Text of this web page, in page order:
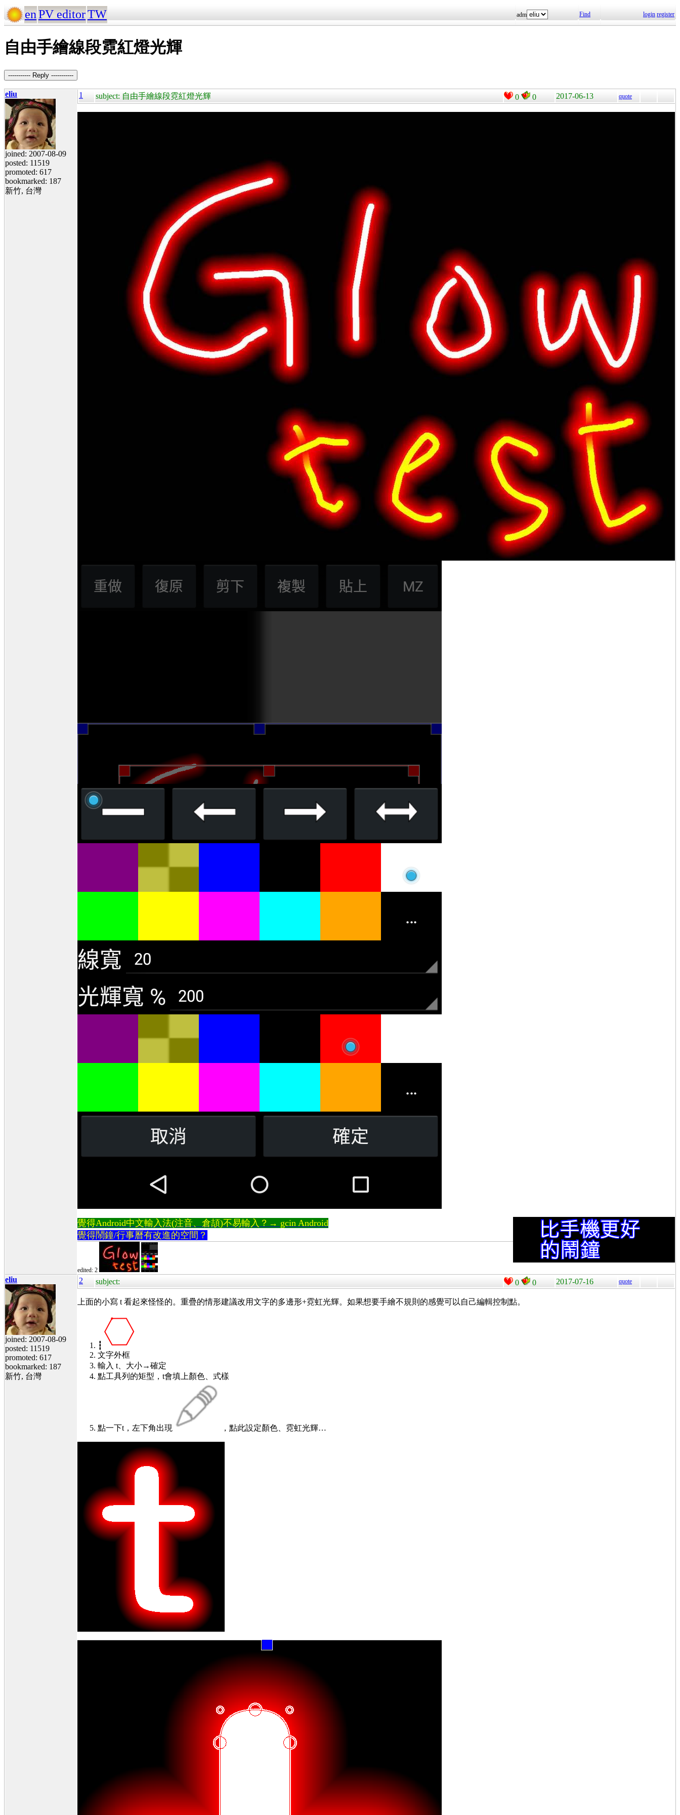
enPV editorTW adm Find login register
自由手繪線段霓紅燈光輝
----------- Reply -----------
eliu
joined: 2007-08-09
posted: 11519
promoted: 617
bookmarked: 187
新竹, 台灣
1 subject: 自由手繪線段霓紅燈光輝 0 0 2017-06-13 quote
覺得Android中文輸入法(注音、倉頡)不易輸入？→ gcin Android
覺得鬧鐘/行事曆有改進的空間？
edited: 2
eliu
joined: 2007-08-09
posted: 11519
promoted: 617
bookmarked: 187
新竹, 台灣
2 subject: 0 0 2017-07-16 quote
上面的小寫 t 看起來怪怪的。重疊的情形建議改用文字的多邊形+霓虹光輝。如果想要手繪不規則的感覺可以自己編輯控制點。
┇
文字外框
輸入 t、大小→確定
點工具列的矩型，t會填上顏色、式樣
點一下t，左下角出現 ，點此設定顏色、霓虹光輝…